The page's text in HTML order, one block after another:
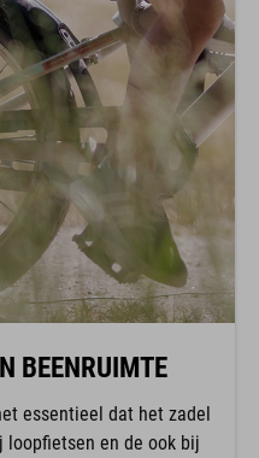
BEENRUIMTE
essentieel dat het zadel
en de ook bij